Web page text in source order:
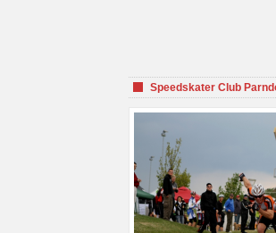
Speedskater Club